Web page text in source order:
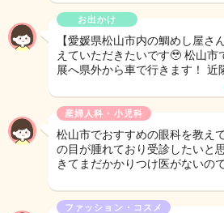
お出かけ
【愛媛県松山市内の鯛めし屋さ
えていただきたいです🥹 松山市
展へ県外から車で行きます！ 近
産婦人科・小児科
松山市でおすすめの眼科を教え
の目が腫れており受診したいと
きてまだかかりつけ医がないの
ファッション・コスメ